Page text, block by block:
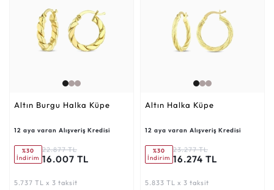
Altın Burgu Halka Küpe
12 aya varan Alışveriş Kredisi
%30
İndirim
22.877 TL
16.007 TL
5.737 TL x 3 taksit
Altın Halka Küpe
12 aya varan Alışveriş Kredisi
%30
İndirim
23.277 TL
16.274 TL
5.833 TL x 3 taksit